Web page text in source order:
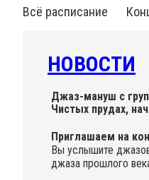
Всё расписание
НОВОСТИ
Джаз-мануш с
Чистых прудах,
Приглашаем на
Вы услышите
джаза прошлого